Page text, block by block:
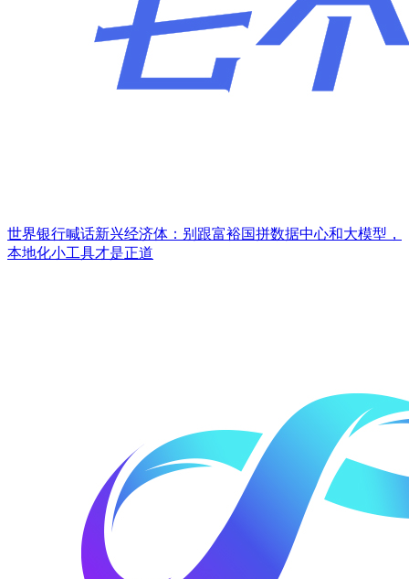
世界银行喊话新兴经济体：别跟富裕国拼数据中心和大模型，
本地化小工具才是正道